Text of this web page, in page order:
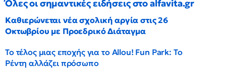
Όλες οι σημαντικές ειδήσεις στο alfavita.gr
Καθιερώνεται νέα σχολική αργία στις 26
Οκτωβρίου με Προεδρικό Διάταγμα
Το τέλος μιας εποχής για το Allou! Fun Park: Το
Ρέντη αλλάζει πρόσωπο